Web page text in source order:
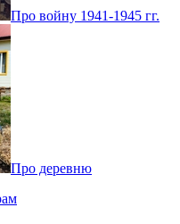
Про войну 1941-1945 гг.
Про деревню